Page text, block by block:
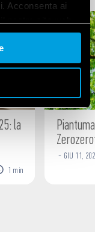
Acconsenta ai
la
1 min
- GIU 11